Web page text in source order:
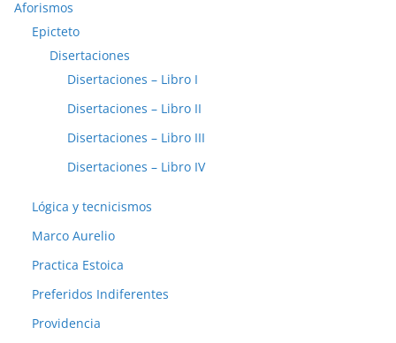
Aforismos
Epicteto
Disertaciones
Disertaciones – Libro I
Disertaciones – Libro II
Disertaciones – Libro III
Disertaciones – Libro IV
Lógica y tecnicismos
Marco Aurelio
Practica Estoica
Preferidos Indiferentes
Providencia